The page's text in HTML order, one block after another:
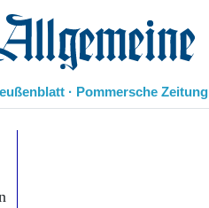
· Pommersche Zeitung